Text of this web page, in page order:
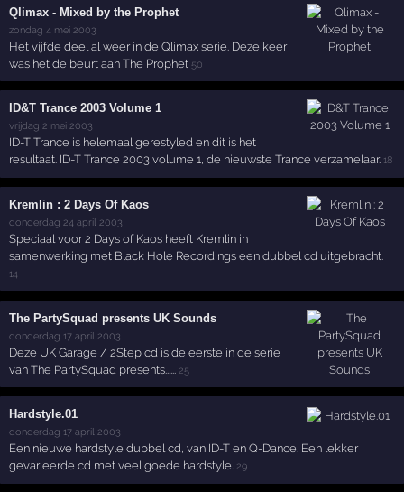
Qlimax - Mixed by the Prophet
zondag 4 mei 2003
Het vijfde deel al weer in de Qlimax serie. Deze keer
was het de beurt aan The Prophet 50
ID&T Trance 2003 Volume 1
vrijdag 2 mei 2003
ID-T Trance is helemaal gerestyled en dit is het
resultaat. ID-T Trance 2003 volume 1, de nieuwste Trance verzamelaar. 18
Kremlin : 2 Days Of Kaos
donderdag 24 april 2003
Speciaal voor 2 Days of Kaos heeft Kremlin in
samenwerking met Black Hole Recordings een dubbel cd uitgebracht.
14
The PartySquad presents UK Sounds
donderdag 17 april 2003
Deze UK Garage / 2Step cd is de eerste in de serie
van The PartySquad presents......
25
Hardstyle.01
donderdag 17 april 2003
Een nieuwe hardstyle dubbel cd, van ID-T en Q-Dance. Een lekker
gevarieerde cd met veel goede hardstyle. 29